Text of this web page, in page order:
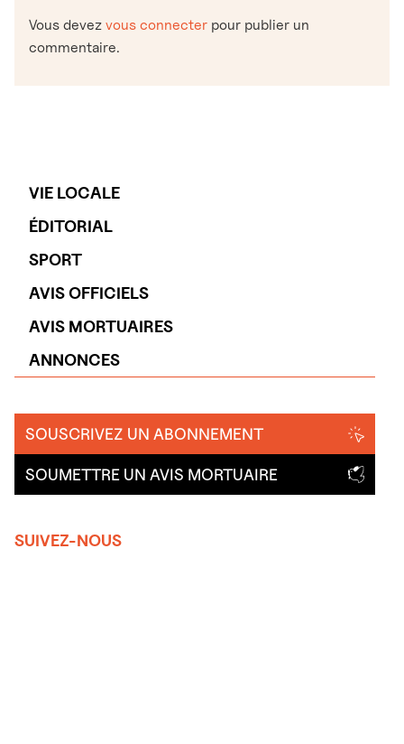
VIE LOCALE
ÉDITORIAL
SPORT
AVIS OFFICIELS
AVIS MORTUAIRES
ANNONCES
SOUSCRIVEZ UN ABONNEMENT
SOUMETTRE UN AVIS MORTUAIRE
SUIVEZ-NOUS
Vous devez vous connecter pour publier un
commentaire.